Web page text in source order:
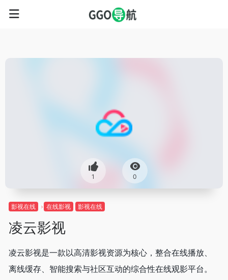
1 0
影视在线 在线影视 影视在线
凌云影视
凌云影视是一款以高清影视资源为核心，整合在线播放、
离线缓存、智能搜索与社区互动的综合性在线观影平台。